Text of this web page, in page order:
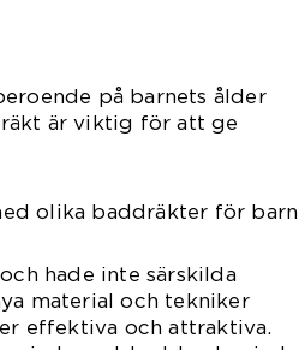
på barnets ålder
är viktig för att ge
olika baddräkter för barn
hade inte särskilda
material och tekniker
effektiva och attraktiva.